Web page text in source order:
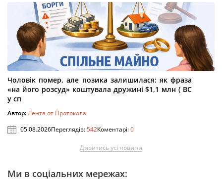
Чоловік помер, але позика залишилася: як фраза
«на його розсуд» коштувала дружині $1,1 млн ( ВС
у сп
Автор:Лента от Протокола
05.08.2026Переглядів:542Коментарі:0
Дивитись усі новини
Ми в соціальних мережах: